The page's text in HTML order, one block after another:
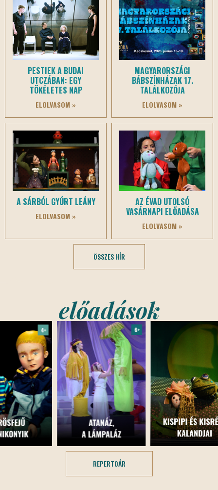
PESTIEK A BUDAI
UTCZÁBAN: EGY
TÖKÉLETES NAP
ELOLVASOM »
MAGYARORSZÁGI
BÁBSZÍNHÁZAK 17.
TALÁLKOZÓJA
ELOLVASOM »
A SÁRBÓL GYÚRT LEÁNY
ELOLVASOM »
AZ ÉVAD UTOLSÓ
VASÁRNAPI ELŐADÁSA
ELOLVASOM »
ÖSSZES HÍR
előadások
REPERTOÁR